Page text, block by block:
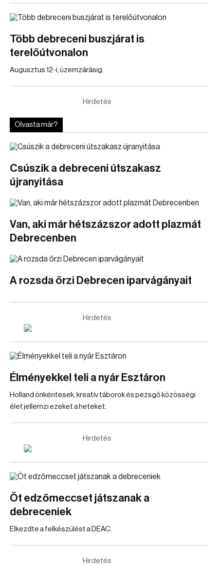
Több debreceni buszjárat is
terelőútvonalon
Augusztus 12-i, üzemzárásig.
Hirdetés
Olvasta már?
Csúszik a debreceni útszakasz
újranyitása
Van, aki már hétszázszor adott plazmát
Debrecenben
A rozsda őrzi Debrecen iparvágányait
Hirdetés
Élményekkel teli a nyár Esztáron
Holland önkéntesek, kreatív táborok és pezsgő közösségi
élet jellemzi ezeket a heteket.
Hirdetés
Öt edzőmeccset játszanak a
debreceniek
Elkezdte a felkészülést a DEAC.
Hirdetés